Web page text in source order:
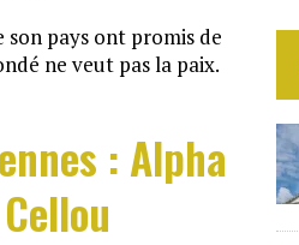
son pays ont promis de
ne veut pas la paix.
: Alpha